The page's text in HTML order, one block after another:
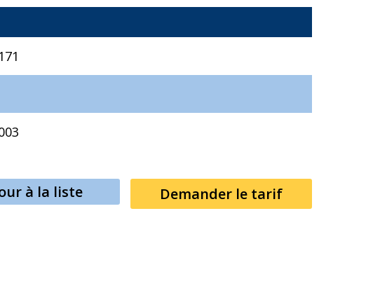
à la liste Demander le tarif